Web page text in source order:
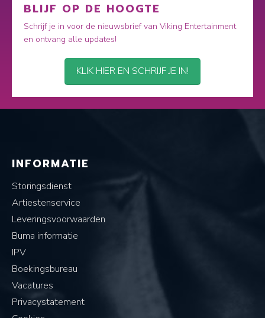
BLIJF OP DE HOOGTE
Schrijf je in voor de nieuwsbrief van Viking Entertainment
en ontvang alle updates!
KLIK HIER EN SCHRIJF JE IN!
INFORMATIE
Storingsdienst
Artiestenservice
Leveringsvoorwaarden
Buma informatie
IPV
Boekingsbureau
Vacatures
Privacystatement